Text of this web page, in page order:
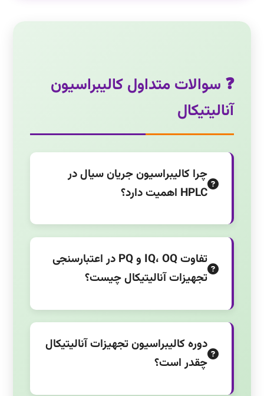
❓ سوالات متداول کالیبراسیون
آنالیتیکال
چرا کالیبراسیون جریان سیال در
HPLC اهمیت دارد؟
تفاوت IQ، OQ و PQ در اعتبارسنجی
تجهیزات آنالیتیکال چیست؟
دوره کالیبراسیون تجهیزات آنالیتیکال
چقدر است؟